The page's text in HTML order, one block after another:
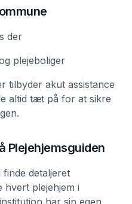
der
plejeboliger
tilbyder akut assistance
altid tæt på for at sikre
Plejehjemsguiden
finde detaljeret
hvert plejehjem i
har sin egen